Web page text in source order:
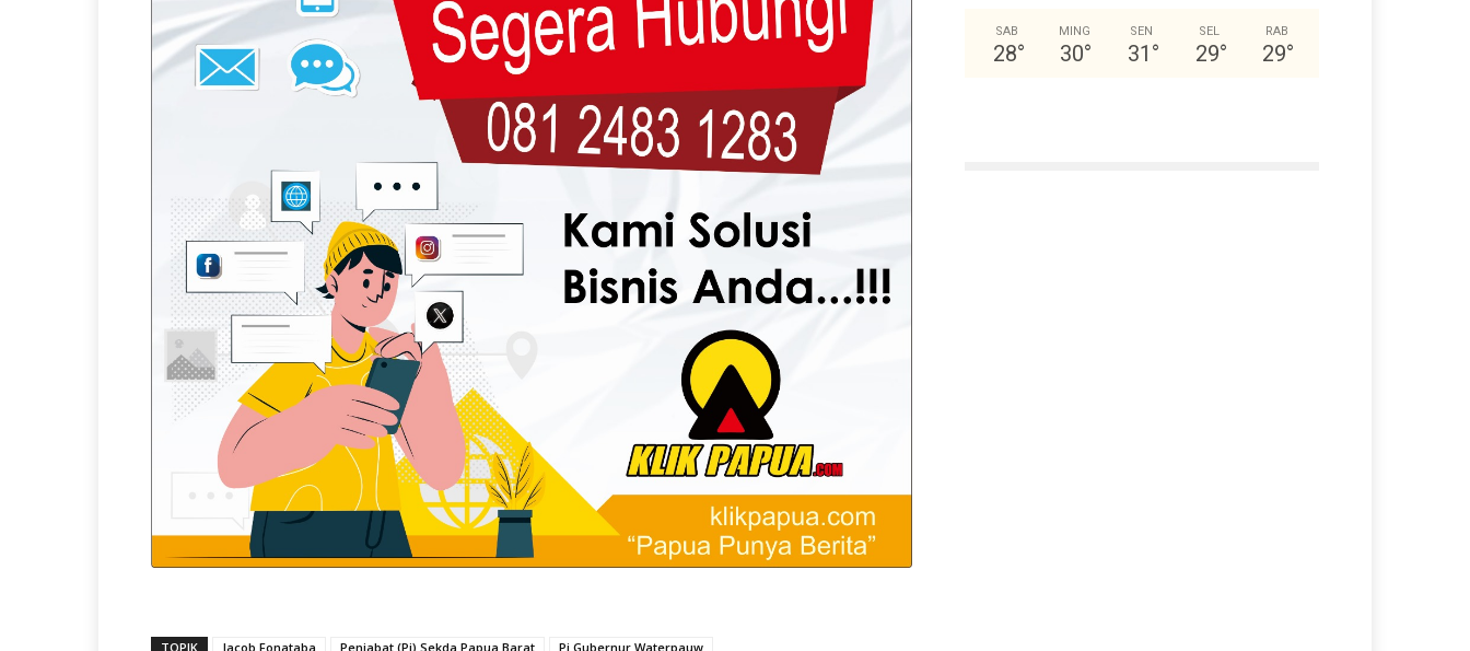
TOPIK Jacob Fonataba Penjabat (Pj) Sekda Papua Barat Pj Gubernur Waterpauw
SAB
28°
MING
30°
SEN
31 °
SEL
29°
RAB
29°